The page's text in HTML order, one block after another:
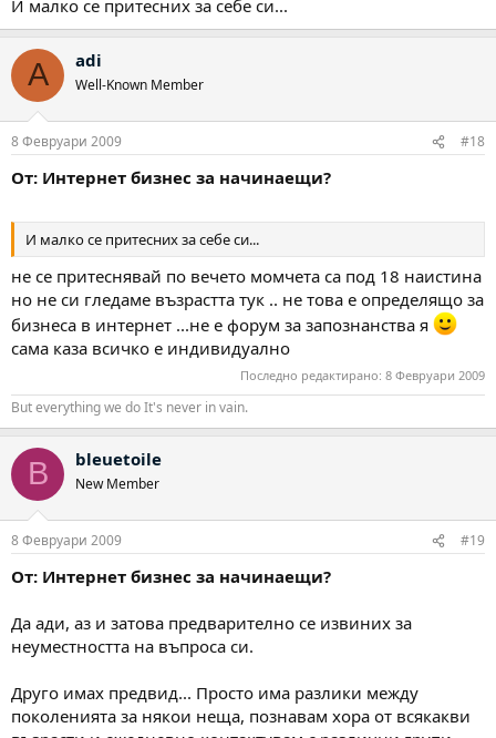
И малко се притесних за себе си...
A adi
Well-Known Member
8 Февруари 2009 #18
От: Интернет бизнес за начинаещи?
И малко се притесних за себе си...
не се притеснявай по вечето момчета са под 18 наистина
но не си гледаме възрастта тук .. не това е определящо за
бизнеса в интернет ...не е форум за запознанства я
сама каза всичко е индивидуално
Последно редактирано: 8 Февруари 2009
But everything we do It's never in vain.
B bleuetoile
New Member
8 Февруари 2009 #19
От: Интернет бизнес за начинаещи?
Да ади, аз и затова предварително се извиних за
неуместността на въпроса си.
Друго имах предвид... Просто има разлики между
поколенията за някои неща, познавам хора от всякакви